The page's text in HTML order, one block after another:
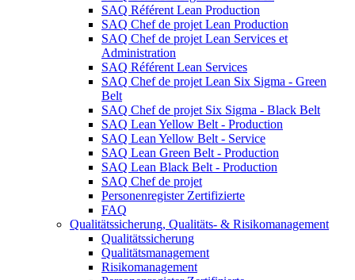
SAQ Référent Lean Production
SAQ Chef de projet Lean Production
SAQ Chef de projet Lean Services et
Administration
SAQ Référent Lean Services
SAQ Chef de projet Lean Six Sigma - Green
Belt
SAQ Chef de projet Six Sigma - Black Belt
SAQ Lean Yellow Belt - Production
SAQ Lean Yellow Belt - Service
SAQ Lean Green Belt - Production
SAQ Lean Black Belt - Production
SAQ Chef de projet
Personenregister Zertifizierte
FAQ
Qualitätssicherung, Qualitäts- & Risikomanagement
Qualitätssicherung
Qualitätsmanagement
Risikomanagement